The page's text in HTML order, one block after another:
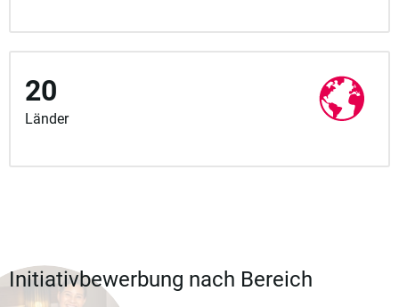
20
Länder
Initiativbewerbung nach Bereich